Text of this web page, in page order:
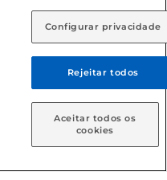
como deseja receber
Retire em Loja
on-line é de R$
os direitos
Configurar privacidade
Rejeitar todos
Aceitar todos os
cookies